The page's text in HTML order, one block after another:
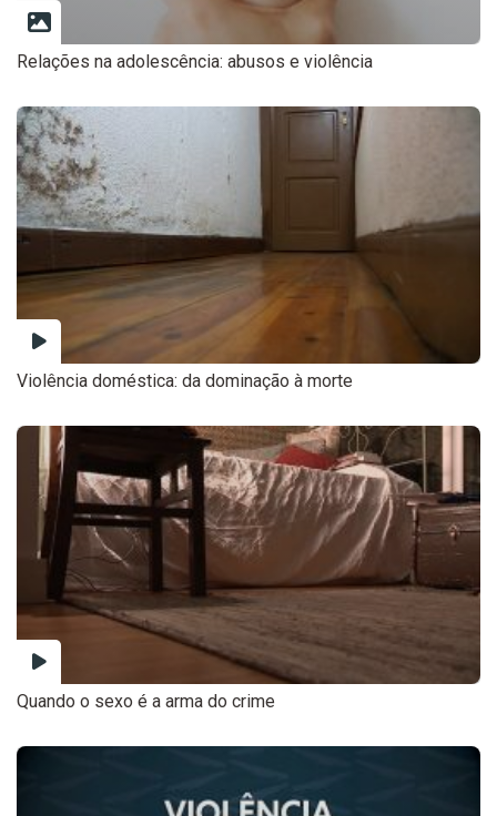
Relações na adolescência: abusos e violência
Violência doméstica: da dominação à morte
Quando o sexo é a arma do crime